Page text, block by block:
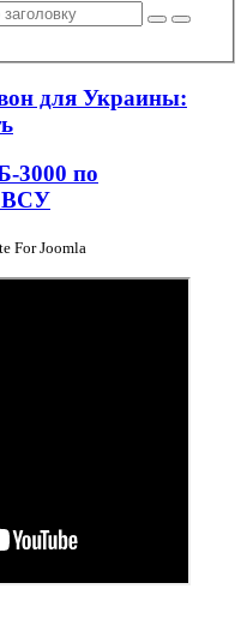
для Украины:
3000 по
ВСУ
For Joomla